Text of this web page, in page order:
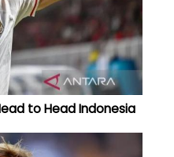
to Head Indonesia